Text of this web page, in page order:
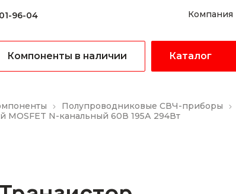
96-04 Компания
Компоненты в наличии Каталог
Полупроводниковые СВЧ-приборы
MOSFET N-канальный 60В 195А 294Вт